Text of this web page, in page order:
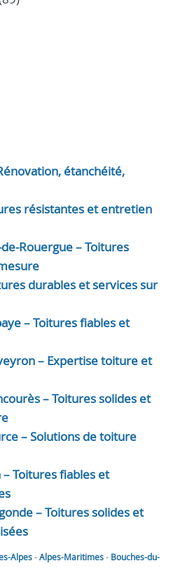
étanchéité,
résistantes et entretien
Rouergue – Toitures
durables et services sur
– Toitures fiables et
– Expertise toiture et
– Toitures solides et
– Solutions de toiture
Toitures fiables et
– Toitures solides et
Alpes-Alpes-Maritimes- Bouches-du-